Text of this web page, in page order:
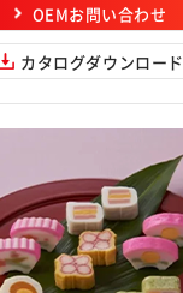
OEMお問い合わせ
カタログダウンロード